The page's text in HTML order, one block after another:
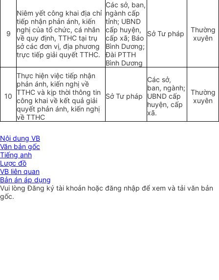
9
Niêm yết công khai địa chỉ
tiếp nhận phản ánh, kiến
nghị của tổ chức, cá nhân
về quy định, TTHC tại trụ
sở các đơn vị, địa phương
trực tiếp giải quyết TTHC.
Các sở, ban,
ngành cấp
tỉnh; UBND
cấp huyện,
cấp xã; Báo
Bình Dương;
Đài PTTH
Bình Dương
Sở Tư pháp
Thường
xuyên
10
Thực hiện việc tiếp nhận
phản ánh, kiến nghị về
TTHC và kịp thời thông tin
công khai về kết quả giải
quyết phản ánh, kiến nghị
về TTHC
Sở Tư pháp
Các sở,
ban, ngành;
UBND cấp
huyện, cấp
xã.
Thường
xuyên
Nội dung VB
Văn bản gốc
Tiếng anh
Lược đồ
VB liên quan
Bản án áp dụng
Vui lòngĐăng ký tài khoản hoặc đăng nhập để xem và tải văn bản
gốc.